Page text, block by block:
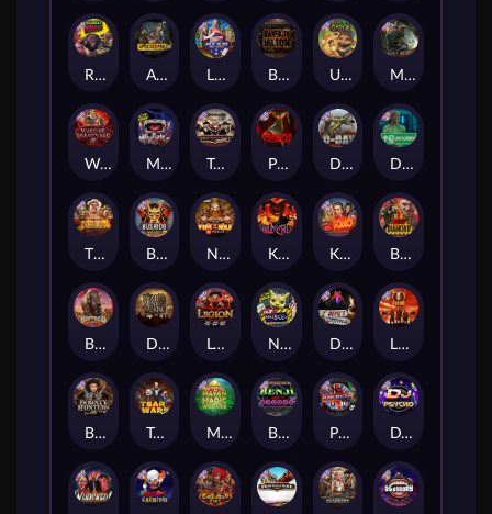
Kill Em All Blood Diamond
Nexus Fire In The Hole xBomb
Dead Men Walking
Tsar Wars
Munchies
Apocalypse Super xNudge Bangkok Hilton
Nexus Outsourced
Tombstone No Mercy
Roadkill
Kiss My Chainsaw
Bounty Hunters xNudge®
Land of the Free
Warrior Graveyard xNudge
Little Bighorn
Benji Killed in Vegas
Devil's Crossroad
Mayan Magic Wildfire
Possessed
Legion X
Disturbed
DJ Psycho
Buffalo Hunter
Punk Rocker
Misery Mining
Bushido Way xNudge
D Day
The Border
Ugliest Catch